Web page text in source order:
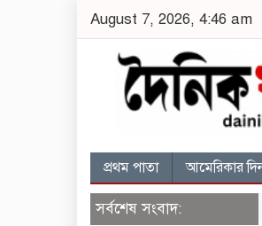
August 7, 2026, 4:46 am
প্রথম পাতা আমেরিকার
সর্বশেষ সংবাদ: